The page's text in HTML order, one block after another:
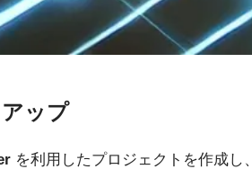
ップ
を利用したプロジェクトを作成し、